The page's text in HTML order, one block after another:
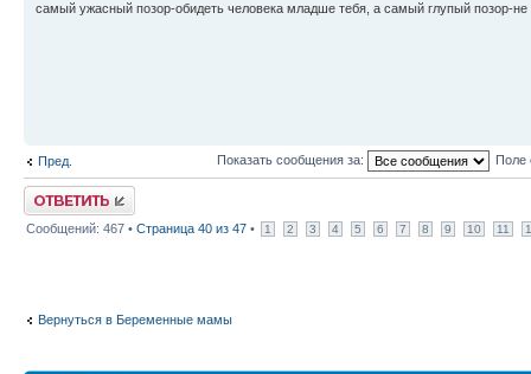
самый ужасный позор-обидеть человека младше тебя, а самый глупый позор-не
Пред. Показать сообщения за: Поле
Ответить
Сообщений: 467 • Страница 40 из 47 • 1 2 3 4 5 6 7 8 9 10 11
Вернуться в Беременные мамы